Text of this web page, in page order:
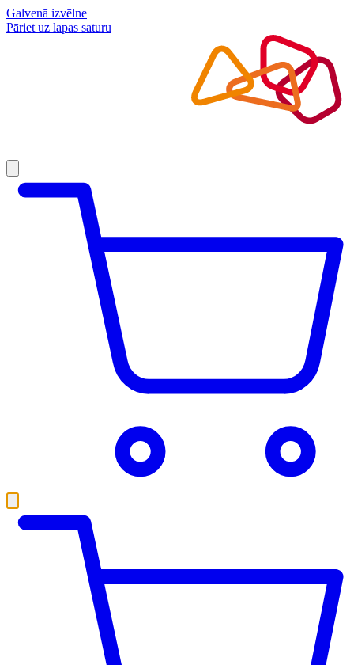
Galvenā izvēlne
Pāriet uz lapas saturu